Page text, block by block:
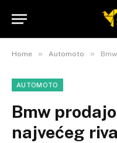
Home » Automoto » Bmw
AUTOMOTO
Bmw
najvećeg